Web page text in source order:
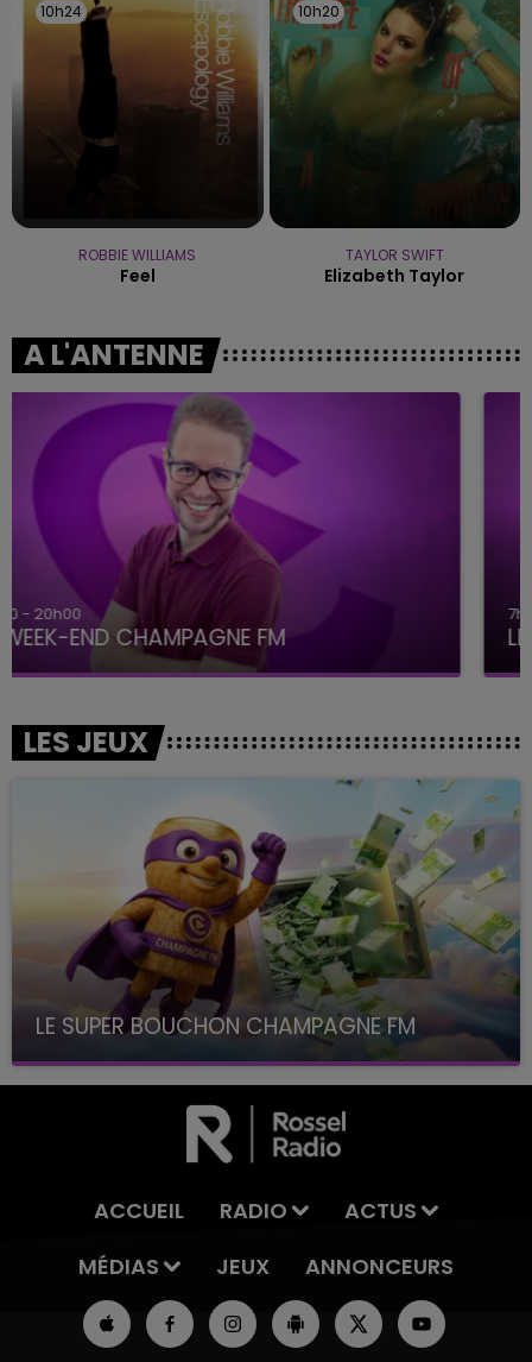
10h24
10h24
ROBBIE WILLIAMS
Feel
10h20
10h20
TAYLOR SWIFT
Elizabeth Taylor
A L'ANTENNE
7h00 - 12h00
LE WEEK-END CHAMPAGNE FM
LES JEUX
LE SUPER BOUCHON CHAMPAGNE FM
avec La Famille Champagne FM, à 8H10
ACCUEIL RADIO
ACTUS
MÉDIAS
JEUX ANNONCEURS